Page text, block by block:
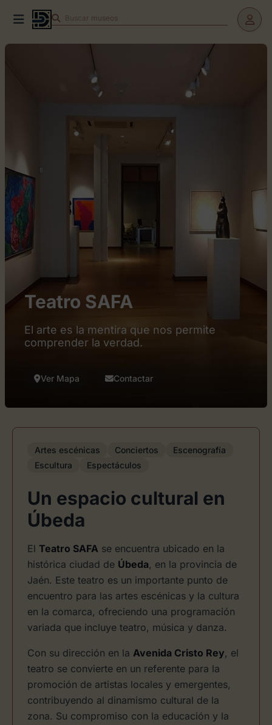
Buscar museos
Teatro SAFA
El arte es la mentira que nos permite
comprender la verdad.
Ver Mapa Contactar
Artes escénicas Conciertos
Escenografía
Escultura
Espectáculos
Un espacio cultural en
Úbeda
El Teatro SAFA se encuentra ubicado en la
histórica ciudad de Úbeda, en la provincia de
Jaén. Este teatro es un importante punto de
encuentro para las artes escénicas y la cultura
en la comarca, ofreciendo una programación
variada que incluye teatro, música y danza.
Con su dirección en la Avenida Cristo Rey, el
teatro se convierte en un referente para la
promoción de artistas locales y emergentes,
contribuyendo al dinamismo cultural de la
zona. Su compromiso con la educación y la